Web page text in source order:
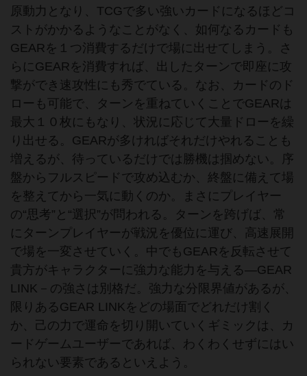
原動力となり、TCGで多い強いカードになるほどコ
ストがかかるようなことがなく、如何なるカードも
GEARを１つ消費するだけで場に出せてしまう。さ
らにGEARを消費すれば、出したターンで即座に攻
撃ができ速攻性にも秀でている。なお、カードのド
ローも可能で、ターンを重ねていくことでGEARは
最大１０枚にもなり、状況に応じて大量ドローを繰
り出せる。GEARが多ければそれだけやれることも
増えるが、待っているだけでは勝機は掴めない。序
盤からフルスピードで攻め込むか、終盤に備えて場
を整えてから一気に動くのか。まさにプレイヤー
の“思考”と“選択”が問われる。ターンを跨げば、常
にターンプレイヤーが戦況を優位に運び、高速展開
で場を一変させていく。中でもGEARを反転させて
貴方がキャラクターに強力な能力を与える―GEAR
LINK－の強さは別格だ。強力な分限界値があるが、
限りあるGEAR LINKをどの場面でどれだけ割く
か、己の力で運命を切り開いていくギミックは、カ
ードゲームユーザーであれば、わくわくせずにはい
られない要素であるといえよう。